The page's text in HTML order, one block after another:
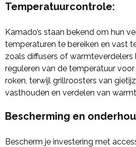
Temperatuurcontrole:
Kamado’s staan bekend om hun
temperaturen te bereiken en vast
zoals diffusers of warmteverdelers
reguleren van de temperatuur
roken, terwijl grillroosters van
vasthouden en verdelen van
Bescherming en
Bescherm je investering met